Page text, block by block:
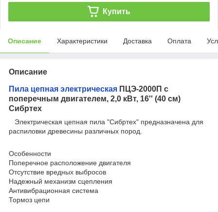
Купить
Описание Характеристики Доставка Оплата
Описание
Пила цепная электрическая ПЦЭ-2000П с
поперечным двигателем, 2,0 кВт, 16'' (40 см)
Сибртех
Электрическая цепная пила "Сибртех" предназначена для
распиловки древесины различных пород.
Особенности
Поперечное расположение двигателя
Отсутствие вредных выбросов
Надежный механизм сцепления
Антивибрационная система
Тормоз цепи